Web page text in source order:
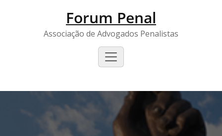
Forum Penal
Associação de Advogados Penalistas